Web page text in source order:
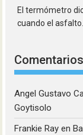
El termómetro
cuando el asfalto...
Angel Gustavo
Goytisolo
Frankie Ray en